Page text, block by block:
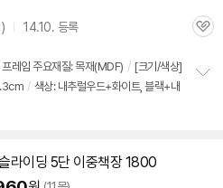
14.10. 등록
관
프레임 주요재질: 목재(MDF) / [크기/색상]
/ 색상: 내추럴우드+화이트, 블랙+내
라이딩 5단이중책장 1800